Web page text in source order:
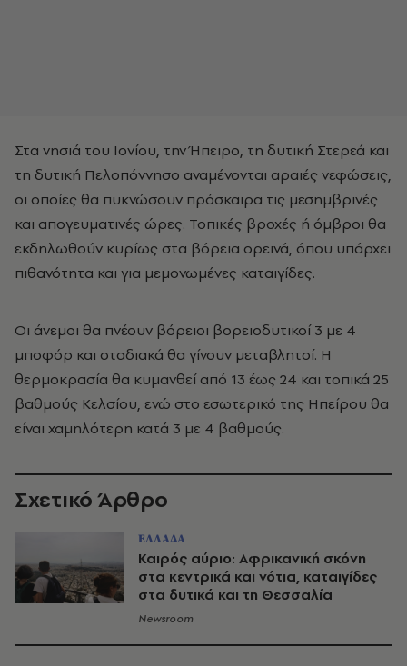
Στα νησιά του Ιονίου, την Ήπειρο, τη δυτική Στερεά και
τη δυτική Πελοπόννησο αναμένονται αραιές νεφώσεις,
οι οποίες θα πυκνώσουν πρόσκαιρα τις μεσημβρινές
και απογευματινές ώρες. Τοπικές βροχές ή όμβροι θα
εκδηλωθούν κυρίως στα βόρεια ορεινά, όπου υπάρχει
πιθανότητα και για μεμονωμένες καταιγίδες.
Οι άνεμοι θα πνέουν βόρειοι βορειοδυτικοί 3 με 4
μποφόρ και σταδιακά θα γίνουν μεταβλητοί. Η
θερμοκρασία θα κυμανθεί από 13 έως 24 και τοπικά 25
βαθμούς Κελσίου, ενώ στο εσωτερικό της Ηπείρου θα
είναι χαμηλότερη κατά 3 με 4 βαθμούς.
Σχετικό Άρθρο
ΕΛΛΑΔΑ
Καιρός αύριο: Αφρικανική σκόνη
στα κεντρικά και νότια, καταιγίδες
στα δυτικά και τη Θεσσαλία
Newsroom